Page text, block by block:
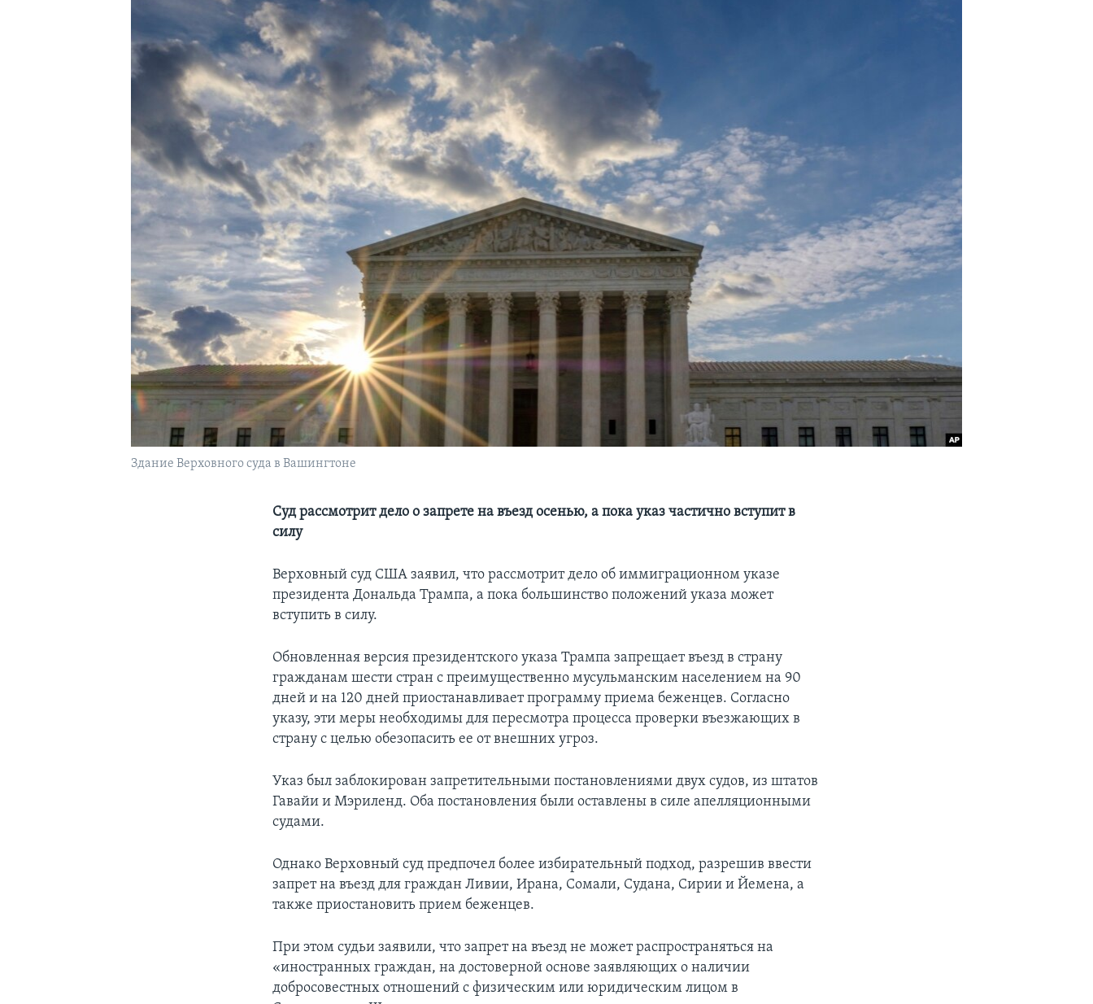
Здание Верховного суда в Вашингтоне
Суд рассмотрит дело о запрете на въезд осенью, а пока указ частично вступит в
силу
Верховный суд США заявил, что рассмотрит дело об иммиграционном указе
президента Дональда Трампа, а пока большинство положений указа может
вступить в силу.
Обновленная версия президентского указа Трампа запрещает въезд в страну
гражданам шести стран с преимущественно мусульманским населением на 90
дней и на 120 дней приостанавливает программу приема беженцев. Согласно
указу, эти меры необходимы для пересмотра процесса проверки въезжающих в
страну с целью обезопасить ее от внешних угроз.
Указ был заблокирован запретительными постановлениями двух судов, из штатов
Гавайи и Мэриленд. Оба постановления были оставлены в силе апелляционными
судами.
Однако Верховный суд предпочел более избирательный подход, разрешив ввести
запрет на въезд для граждан Ливии, Ирана, Сомали, Судана, Сирии и Йемена, а
также приостановить прием беженцев.
При этом судьи заявили, что запрет на въезд не может распространяться на
«иностранных граждан, на достоверной основе заявляющих о наличии
добросовестных отношений с физическим или юридическим лицом в